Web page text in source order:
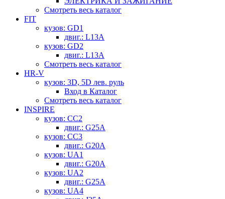
Смотреть весь каталог
FIT
кузов: GD1
двиг.: L13A
кузов: GD2
двиг.: L13A
Смотреть весь каталог
HR-V
кузов: 3D, 5D лев. руль
Вход в Каталог
Смотреть весь каталог
INSPIRE
кузов: CC2
двиг.: G25A
кузов: CC3
двиг.: G20A
кузов: UA1
двиг.: G20A
кузов: UA2
двиг.: G25A
кузов: UA4